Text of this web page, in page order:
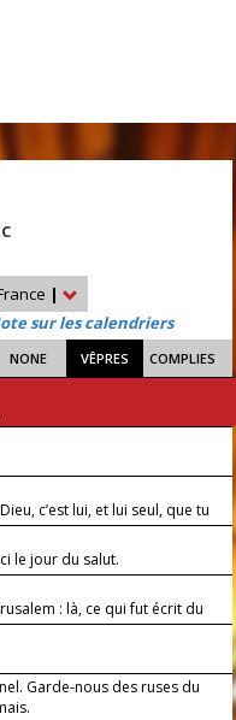
|
sur les calendriers
NONE VÊPRES COMPLIES
c’est lui, et lui seul, que tu
le jour du salut.
: là, ce qui fut écrit du
Garde-nous des ruses du